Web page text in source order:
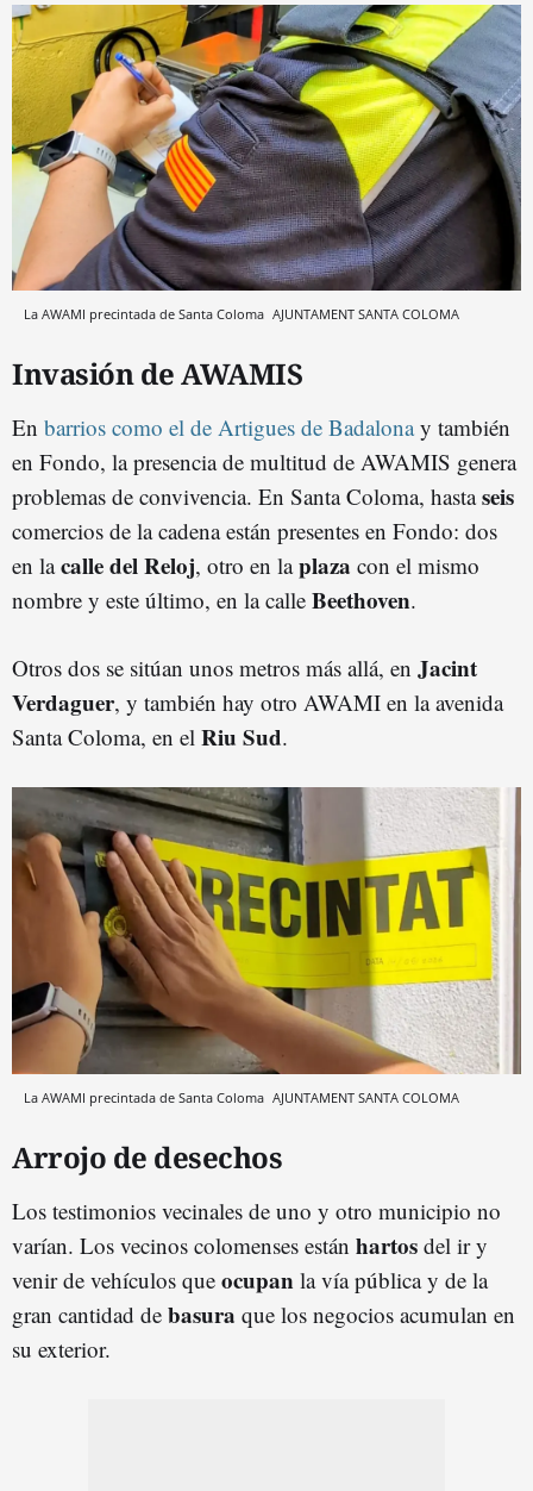
La AWAMI precintada de Santa Coloma AJUNTAMENT SANTA COLOMA
Invasión de AWAMIS
En barrios como el de Artigues de Badalonay también
en Fondo, la presencia de multitud de AWAMIS genera
problemas de convivencia. En Santa Coloma, hastaseis
comercios de la cadena están presentes en Fondo: dos
en lacalle del Reloj, otro en laplaza con el mismo
nombre y este último, en la calle Beethoven.
Otros dos se sitúan unos metros más allá, en Jacint
Verdaguer, y también hay otro AWAMI en la avenida
Santa Coloma, en el Riu Sud.
La AWAMI precintada de Santa Coloma AJUNTAMENT SANTA COLOMA
Arrojo de desechos
Los testimonios vecinales de uno y otro municipio no
varían. Los vecinos colomenses están hartos del ir y
venir de vehículos que ocupan la vía pública y de la
gran cantidad de basura que los negocios acumulan en
su exterior.